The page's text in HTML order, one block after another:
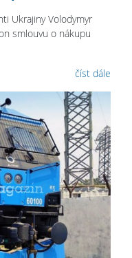
Ukrajiny Volodymyr
smlouvu o nákupu
číst dále